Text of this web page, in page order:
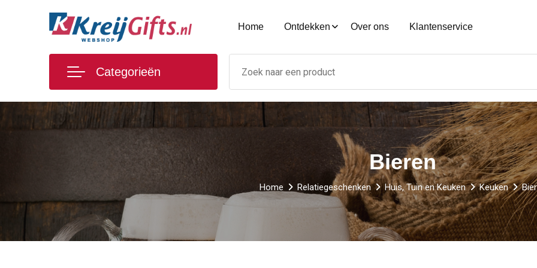
Home Ontdekken Over ons Klantenservice
Categorieën
Bieren
Home Relatiegeschenken Huis, Tuin en Keuken Keuken